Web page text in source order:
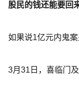
股民的钱还能要回
如果说1亿元内鬼
3月31日，喜临门